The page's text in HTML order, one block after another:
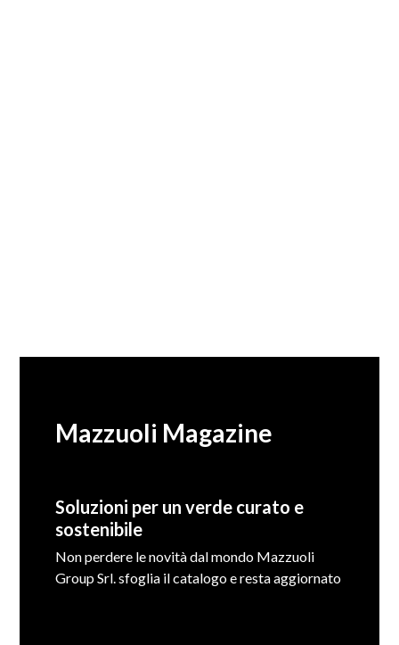
Mazzuoli Magazine
Soluzioni per un verde curato e
sostenibile
Non perdere le novità dal mondo Mazzuoli
Group Srl. sfoglia il catalogo e resta aggiornato